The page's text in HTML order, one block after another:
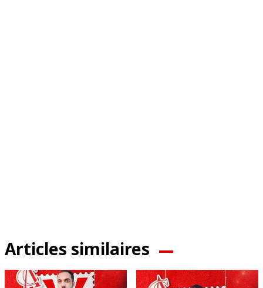
Articles similaires